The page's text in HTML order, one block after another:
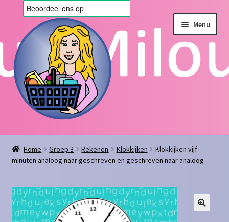
door
naar
navigatie
de
inhoud
Menu
Home
Afrekenen
Algemene voorwaarden
Blog
Home Groep 3 Rekenen Klokkijken
Klokkijken vijf
minuten analoog naar geschreven en geschreven naar analoog